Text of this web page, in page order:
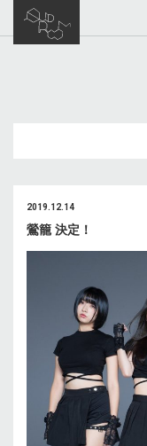
2019.12.14
鶯籠 決定！